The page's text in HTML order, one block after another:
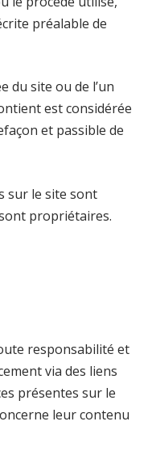
préalable de
du site ou de l’un
est considérée
et passible de
sur le site sont
propriétaires.
responsabilité et
via des liens
présentes sur le
leur contenu